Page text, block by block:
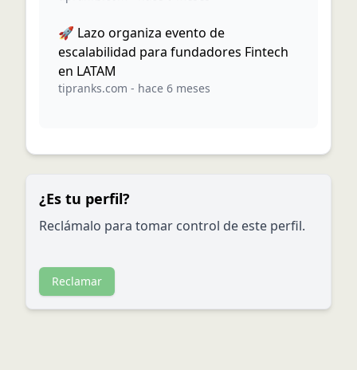
🚀 Lazo organiza evento de
escalabilidad para fundadores Fintech
en LATAM
tipranks.com - hace 6 meses
¿Es tu perfil?
Reclámalo para tomar control de este perfil.
Reclamar